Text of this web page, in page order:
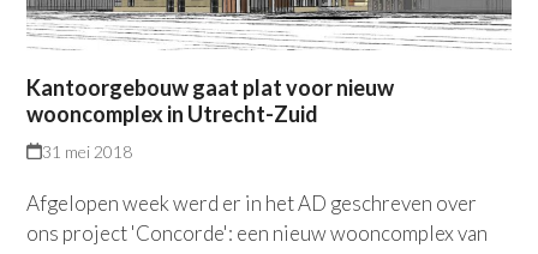
Kantoorgebouw gaat plat voor nieuw
wooncomplex in Utrecht-Zuid
31 mei 2018
Afgelopen week werd er in het AD geschreven over
ons project 'Concorde': een nieuw wooncomplex van